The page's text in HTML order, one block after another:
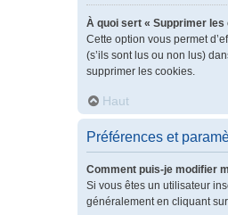
À quoi sert « Supprimer les
Cette option vous permet
(s’ils sont lus ou non lus)
supprimer les cookies.
Haut
Préférences et
Comment puis-je modifier
Si vous êtes un utilisateur
généralement en cliquant